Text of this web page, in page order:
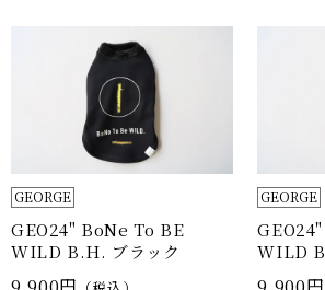
GEORGE
GEO24" BoNe To BE
WILD B.H. ブラック
GEORGE
WILD